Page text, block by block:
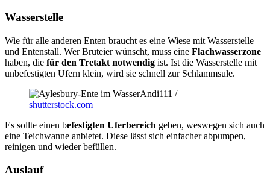
Wasserstelle
Wie für alle anderen Enten braucht es eine Wiese mit Wasserstelle
und Entenstall. Wer Bruteier wünscht, muss eine Flachwasserzone
haben, die für den Tretakt notwendig ist. Ist die Wasserstelle mit
unbefestigten Ufern klein, wird sie schnell zur Schlammsule.
Andi111 /
shutterstock.com
Es sollte einen befestigten Uferbereich geben, weswegen sich auch
eine Teichwanne anbietet. Diese lässt sich einfacher abpumpen,
reinigen und wieder befüllen.
Auslauf